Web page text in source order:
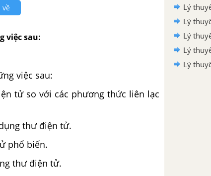
về
việc sau:
việc sau:
tử so với các phương thức liên lạc
thư điện tử.
phổ biến.
thư điện tử.